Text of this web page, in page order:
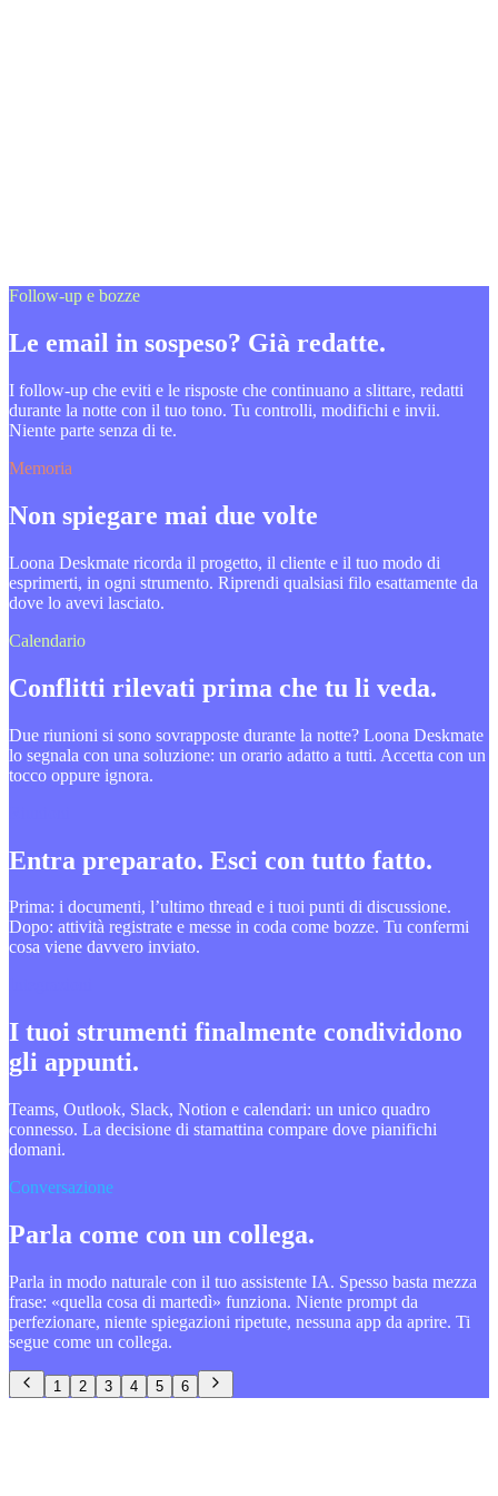
Follow-up e bozze
Le email in sospeso? Già redatte.
I follow-up che eviti e le risposte che continuano a slittare, redatti
durante la notte con il tuo tono. Tu controlli, modifichi e invii.
Niente parte senza di te.
Memoria
Non spiegare mai due volte
Loona Deskmate ricorda il progetto, il cliente e il tuo modo di
esprimerti, in ogni strumento. Riprendi qualsiasi filo esattamente da
dove lo avevi lasciato.
Calendario
Conflitti rilevati prima che tu li veda.
Due riunioni si sono sovrapposte durante la notte? Loona Deskmate
lo segnala con una soluzione: un orario adatto a tutti. Accetta con un
tocco oppure ignora.
Entra preparato. Esci con tutto fatto.
Prima: i documenti, l’ultimo thread e i tuoi punti di discussione.
Dopo: attività registrate e messe in coda come bozze. Tu confermi
cosa viene davvero inviato.
I tuoi strumenti finalmente condividono
gli appunti.
Teams, Outlook, Slack, Notion e calendari: un unico quadro
connesso. La decisione di stamattina compare dove pianifichi
domani.
Conversazione
Parla come con un collega.
Parla in modo naturale con il tuo assistente IA. Spesso basta mezza
frase: «quella cosa di martedì» funziona. Niente prompt da
perfezionare, niente spiegazioni ripetute, nessuna app da aprire. Ti
segue come un collega.
1 2 3 4 5 6